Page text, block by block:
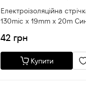
Електроізоляційна
130mic x 19mm x 20m
42 грн
Купити